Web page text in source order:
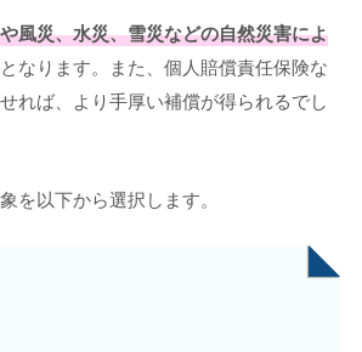
風災、水災、雪災などの自然災害によ
となります。また、個人賠償責任保険な
れば、より手厚い補償が得られるでし
を以下から選択します。